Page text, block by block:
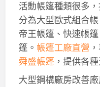
活動帳篷種類很多
分為大型歐式組合
帝王帳篷、快速帳
篷。 帳篷工廠直營
舜盛帳篷，提供各
大型鋼構廠房改善廠